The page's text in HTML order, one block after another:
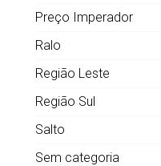
Preço Imperador
Ralo
Região Leste
Região Sul
Salto
Sem categoria